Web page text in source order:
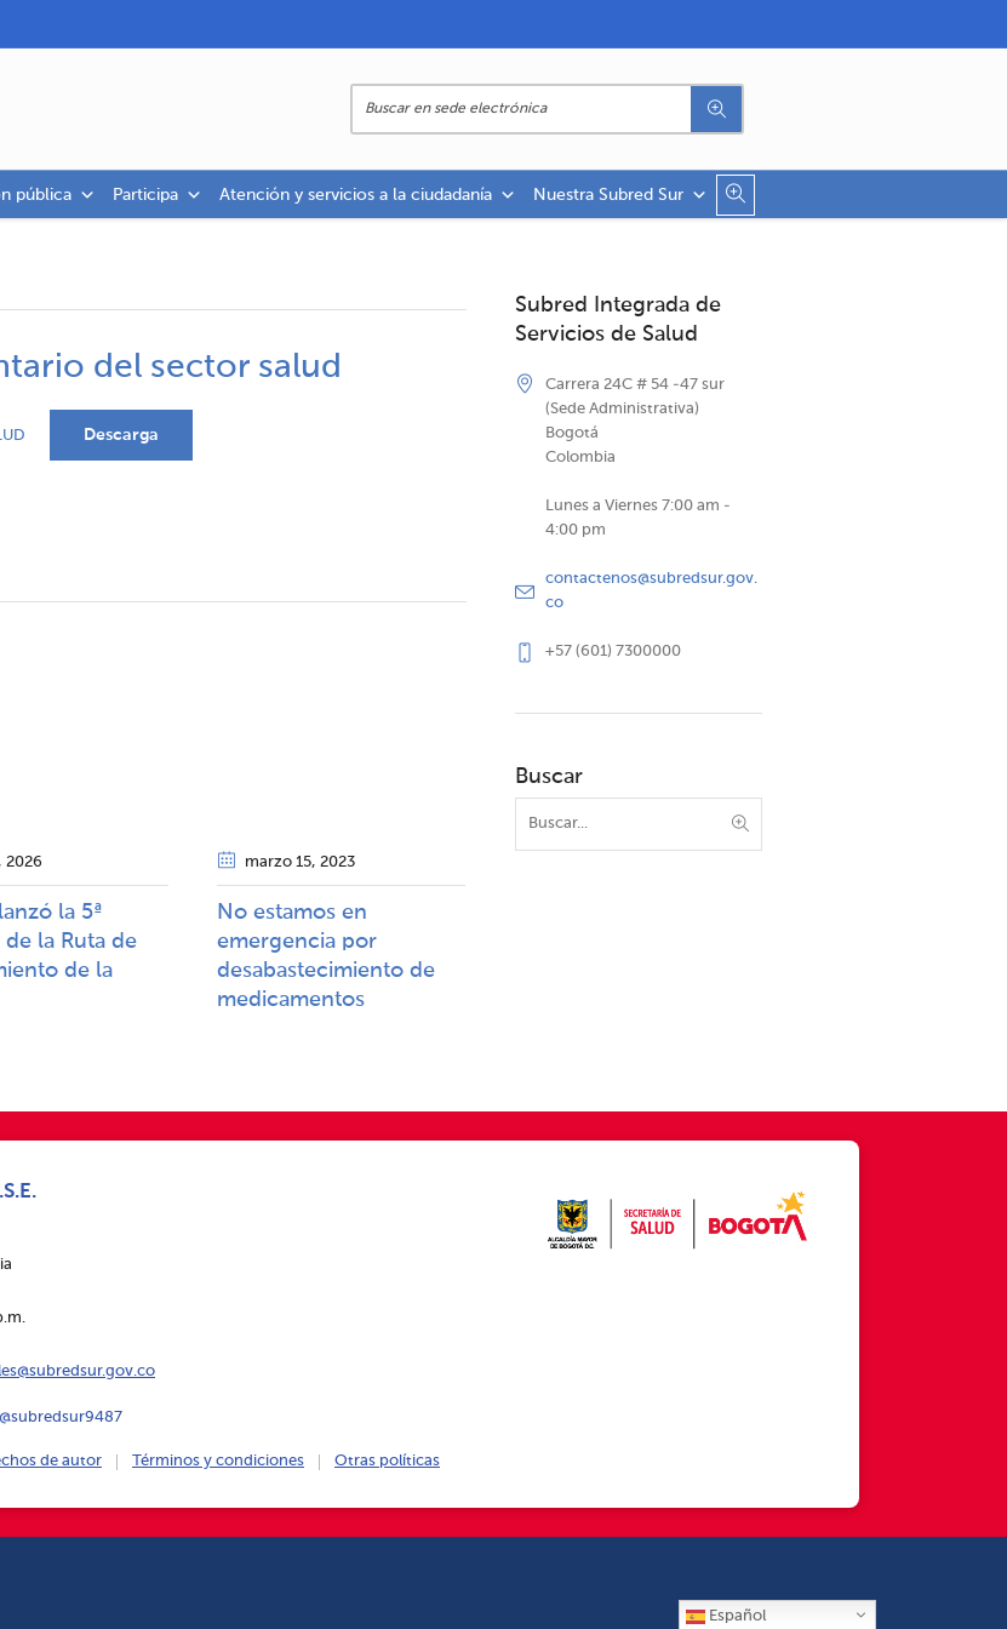
pública Participa Atención y servicios a la ciudadanía Nuestra Subred Sur
del sector salud
Descarga
2026
la 5ª
la Ruta de
de la
marzo 15, 2023
No estamos en
emergencia por
desabastecimiento de
medicamentos
Subred Integrada de
Servicios de Salud
Carrera 24C # 54 -47 sur
(Sede Administrativa)
Bogotá
Colombia
Lunes a Viernes 7:00 am -
4:00 pm
contactenos@subredsur.gov.
co
+57 (601) 7300000
Buscar
@subredsur9487
de autor Términos y condiciones Otras políticas
Español